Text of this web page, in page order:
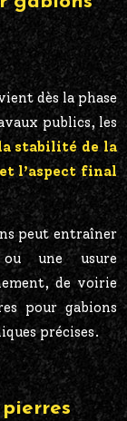
dès la phase
publics, les
stabilité de la
l’aspect final
peut entraîner
ou une usure
de voirie
pour gabions
précises.